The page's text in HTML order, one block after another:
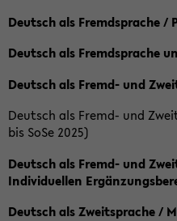
Deutsch als Fremdsprache /
Deutsch als Fremdsprache
Deutsch als Fremd- und
Deutsch als Fremd- und
bis SoSe 2025)
Deutsch als Fremd- und
Individuellen
Deutsch als Zweitsprache /